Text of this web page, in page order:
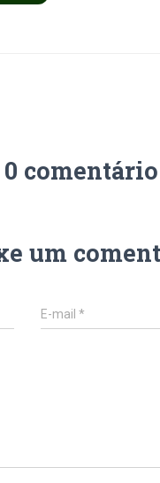
0 comentário
um
E-mail*